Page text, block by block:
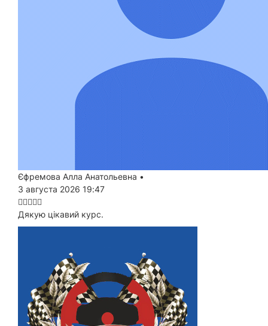
Єфремова Алла Анатольевна •
3 августа 2026 19:47
Дякую цікавий курс.